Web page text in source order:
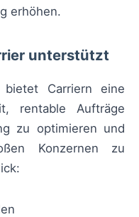
erhöhen.
unterstützt
bietet Carriern eine
rentable Aufträge
zu optimieren und
Konzernen zu